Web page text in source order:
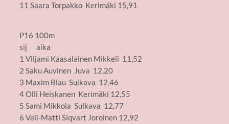
11 Saara Torpakko Kerimäki 15,91
P16 100m
sij aika
1 Viljami Kaasalainen Mikkeli 11,52
2 Saku Auvinen Juva 12,20
3 Maxim Blau Sulkava 12,46
4 Olli Heiskanen Kerimäki 12,55
5 Sami Mikkola Sulkava 12,77
6 Veli-Matti Siqvart Joroinen 12,92